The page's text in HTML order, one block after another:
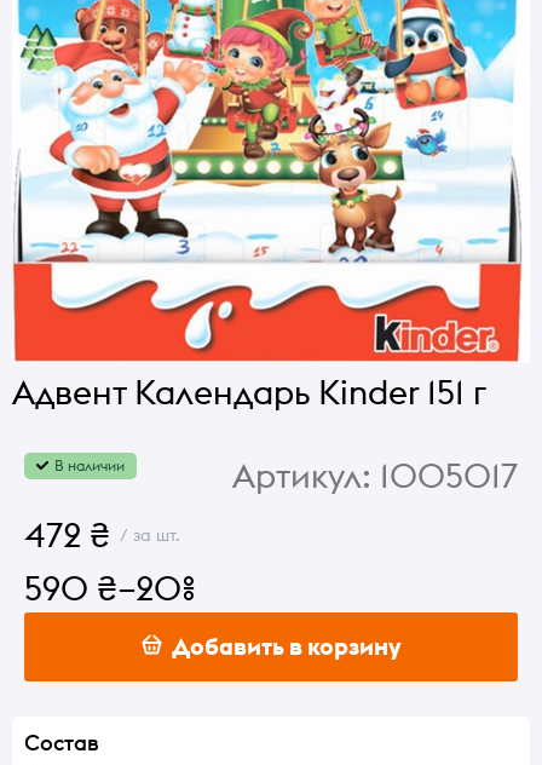
Адвент Календарь Kinder 151 г
В наличии Артикул: 1005017
472 ₴ / за шт.
590 ₴–20%
Добавить в корзину
Состав